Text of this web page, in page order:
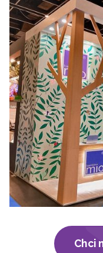
Chci